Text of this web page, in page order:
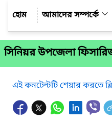
আমাদের সম্পর্কে
সিনিয়র উপজেলা
এই কনটেন্টটি শেয়ার করতে